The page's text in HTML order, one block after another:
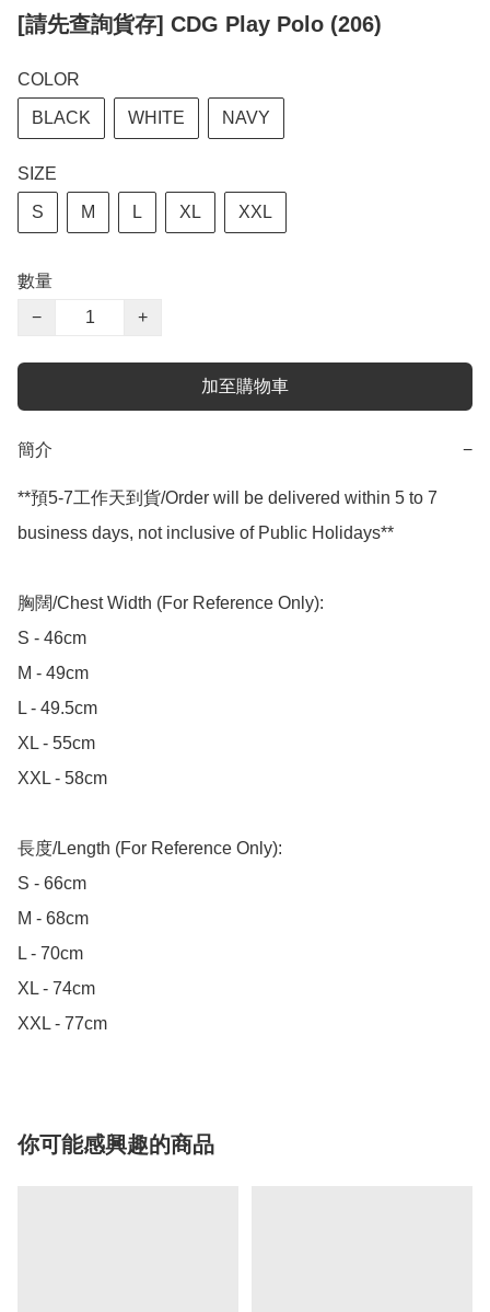
[請先查詢貨存] CDG Play Polo (206)
COLOR
BLACK WHITE NAVY
SIZE
S M L XL XXL
數量
−
+
加至購物車
簡介 −
**預5-7工作天到貨/Order will be delivered within 5 to 7
business days, not inclusive of Public Holidays**
胸闊/Chest Width (For Reference Only):
S - 46cm
M - 49cm
L - 49.5cm
XL - 55cm
XXL - 58cm
長度/Length (For Reference Only):
S - 66cm
M - 68cm
L - 70cm
XL - 74cm
XXL - 77cm
你可能感興趣的商品